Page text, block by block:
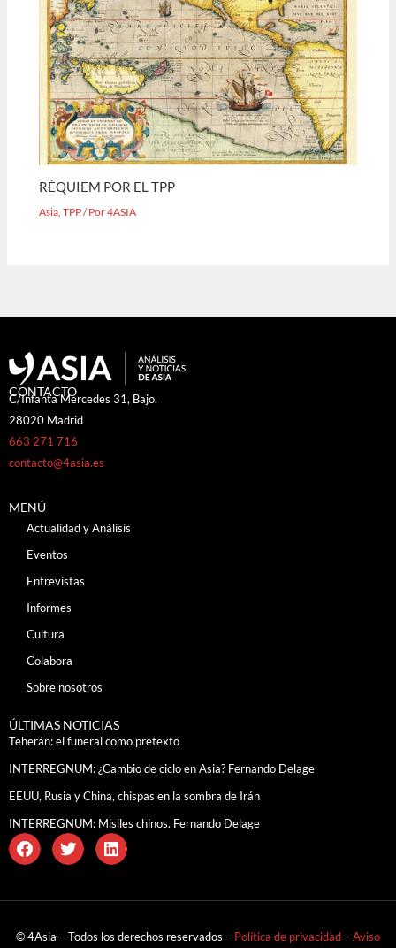
RÉQUIEM POR EL TPP
Asia ,TPP/ Por4ASIA
CONTACTO
C/Infanta Mercedes 31, Bajo.
28020 Madrid
663 271 716
contacto@4asia.es
MENÚ
Actualidad y Análisis
Eventos
Entrevistas
Informes
Cultura
Colabora
Sobre nosotros
ÚLTIMAS NOTICIAS
Teherán: el funeral como pretexto
INTERREGNUM: ¿Cambio de ciclo en Asia? Fernando Delage
EEUU, Rusia y China, chispas en la sombra de Irán
INTERREGNUM: Misiles chinos. Fernando Delage
© 4Asia – Todos los derechos reservados – Política de privacidad –Aviso